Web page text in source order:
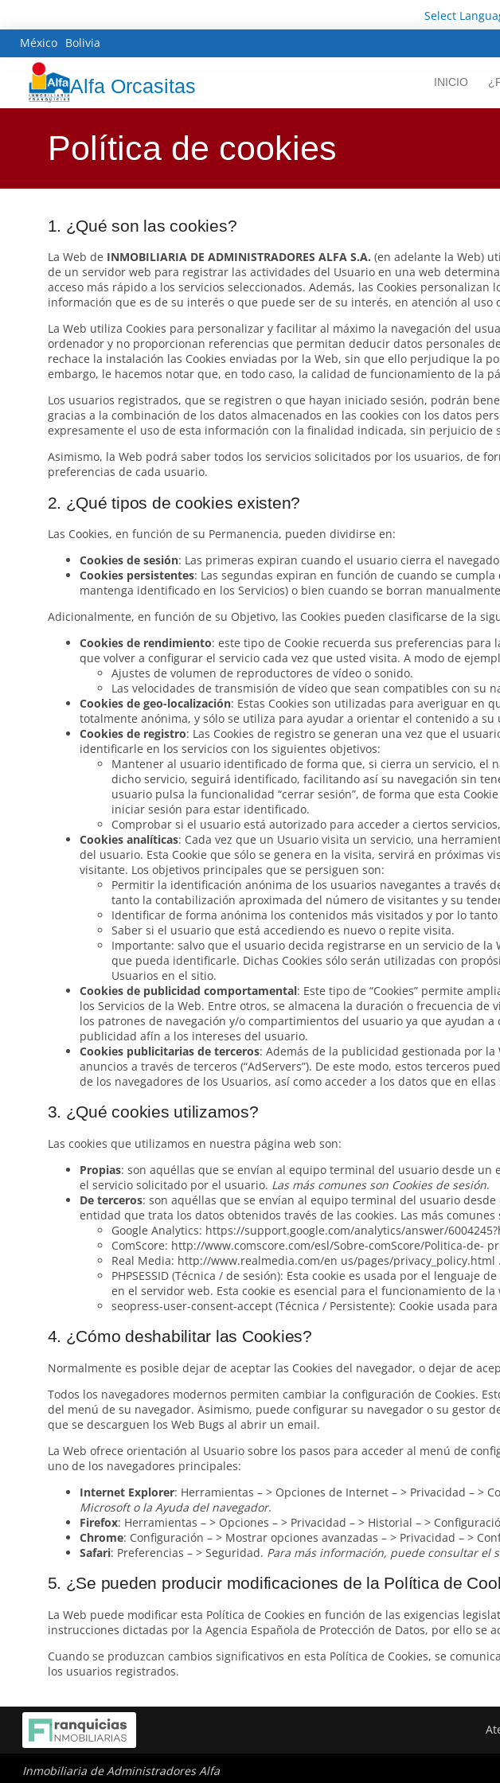
Select
México Bolivia
Alfa Orcasitas INICIO
Política de cookies
1. ¿Qué son las cookies?
La Web de INMOBILIARIA DE ADMINISTRADORES ALFA S.A. (en adelante la Web)
de un servidor web para registrar las actividades del Usuario en una web
acceso más rápido a los servicios seleccionados. Además, las Cookies
información que es de su interés o que puede ser de su interés, en atención al uso
La Web utiliza Cookies para personalizar y facilitar al máximo la navegación del
ordenador y no proporcionan referencias que permitan deducir datos personales
rechace la instalación las Cookies enviadas por la Web, sin que ello perjudique la
embargo, le hacemos notar que, en todo caso, la calidad de funcionamiento de la
Los usuarios registrados, que se registren o que hayan iniciado sesión, podrán
gracias a la combinación de los datos almacenados en las cookies con los datos
expresamente el uso de esta información con la finalidad indicada, sin perjuicio de
Asimismo, la Web podrá saber todos los servicios solicitados por los usuarios, de
preferencias de cada usuario.
2. ¿Qué tipos de cookies existen?
Las Cookies, en función de su Permanencia, pueden dividirse en:
Cookies de sesión: Las primeras expiran cuando el usuario cierra el
Cookies persistentes: Las segundas expiran en función de cuando se
mantenga identificado en los Servicios) o bien cuando se borran
Adicionalmente, en función de su Objetivo, las Cookies pueden clasificarse de la
Cookies de rendimiento: este tipo de Cookie recuerda sus preferencias
que volver a configurar el servicio cada vez que usted visita. A modo de
Ajustes de volumen de reproductores de vídeo o sonido.
Las velocidades de transmisión de vídeo que sean compatibles con su
Cookies de geo-localización: Estas Cookies son utilizadas para averiguar en
totalmente anónima, y sólo se utiliza para ayudar a orientar el contenido a su
Cookies de registro: Las Cookies de registro se generan una vez que el
identificarle en los servicios con los siguientes objetivos:
Mantener al usuario identificado de forma que, si cierra un servicio, el
dicho servicio, seguirá identificado, facilitando así su navegación sin
usuario pulsa la funcionalidad “cerrar sesión”, de forma que esta
iniciar sesión para estar identificado.
Comprobar si el usuario está autorizado para acceder a ciertos
Cookies analíticas: Cada vez que un Usuario visita un servicio, una
del usuario. Esta Cookie que sólo se genera en la visita, servirá en próximas
visitante. Los objetivos principales que se persiguen son:
Permitir la identificación anónima de los usuarios navegantes a través
tanto la contabilización aproximada del número de visitantes y su
Identificar de forma anónima los contenidos más visitados y por lo
Saber si el usuario que está accediendo es nuevo o repite visita.
Importante: salvo que el usuario decida registrarse en un servicio de
que pueda identificarle. Dichas Cookies sólo serán utilizadas con
Usuarios en el sitio.
Cookies de publicidad comportamental: Este tipo de “Cookies” permite
los Servicios de la Web. Entre otros, se almacena la duración o frecuencia
los patrones de navegación y/o compartimientos del usuario ya que
publicidad afín a los intereses del usuario.
Cookies publicitarias de terceros: Además de la publicidad gestionada por la
anuncios a través de terceros (“AdServers”). De este modo, estos terceros
de los navegadores de los Usuarios, así como acceder a los datos que en ellas
3. ¿Qué cookies utilizamos?
Las cookies que utilizamos en nuestra página web son:
Propias: son aquéllas que se envían al equipo terminal del usuario desde
el servicio solicitado por el usuario. Las más comunes son Cookies de sesión.
De terceros: son aquéllas que se envían al equipo terminal del usuario
entidad que trata los datos obtenidos través de las cookies. Las más comunes
Google Analytics: https://support.google.com/analytics/answer/
ComScore: http://www.comscore.com/esl/Sobre-comScore/Politica-de-
Real Media: http://www.realmedia.com/en us/pages/privacy_policy.html .
PHPSESSID (Técnica / de sesión): Esta cookie es usada por el lenguaje
en el servidor web. Esta cookie es esencial para el funcionamiento de la
seopress-user-consent-accept (Técnica / Persistente): Cookie usada
4. ¿Cómo deshabilitar las Cookies?
Normalmente es posible dejar de aceptar las Cookies del navegador, o dejar de
Todos los navegadores modernos permiten cambiar la configuración de Cookies.
del menú de su navegador. Asimismo, puede configurar su navegador o su gestor
que se descarguen los Web Bugs al abrir un email.
La Web ofrece orientación al Usuario sobre los pasos para acceder al menú de
uno de los navegadores principales:
Internet Explorer: Herramientas – > Opciones de Internet – > Privacidad – >
Microsoft o la Ayuda del navegador.
Firefox: Herramientas – > Opciones – > Privacidad – > Historial – >
Chrome: Configuración – > Mostrar opciones avanzadas – > Privacidad – >
Safari: Preferencias – > Seguridad. Para más información, puede consultar el
5. ¿Se pueden producir modificaciones de la Política de
La Web puede modificar esta Política de Cookies en función de las exigencias
instrucciones dictadas por la Agencia Española de Protección de Datos, por ello se
Cuando se produzcan cambios significativos en esta Política de Cookies, se
los usuarios registrados.
Inmobiliaria de Administradores Alfa